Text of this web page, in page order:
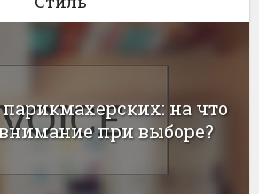
на что
при выборе?